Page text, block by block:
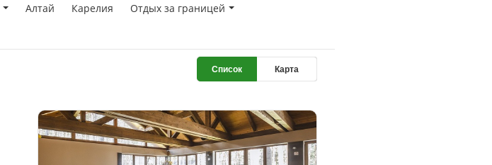
Алтай Карелия
Отдых за границей
Список Карта